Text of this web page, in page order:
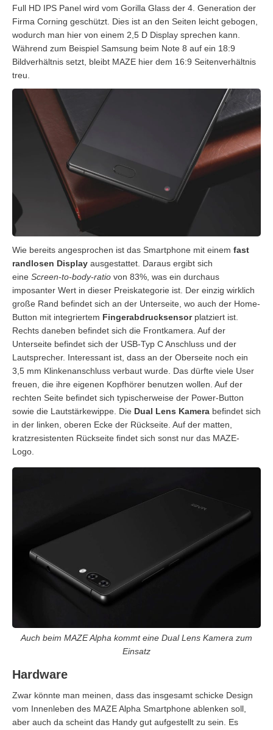
Full HD IPS Panel wird vom Gorilla Glass der 4. Generation der
Firma Corning geschützt. Dies ist an den Seiten leicht gebogen,
wodurch man hier von einem 2,5 D Display sprechen kann.
Während zum Beispiel Samsung beim Note 8 auf ein 18:9
Bildverhältnis setzt, bleibt MAZE hier dem 16:9 Seitenverhältnis
treu.
Wie bereits angesprochen ist das Smartphone mit einem fast
randlosen Display ausgestattet. Daraus ergibt sich
eine Screen-to-body-ratio von 83%, was ein durchaus
imposanter Wert in dieser Preiskategorie ist. Der einzig wirklich
große Rand befindet sich an der Unterseite, wo auch der Home-
Button mit integriertem Fingerabdrucksensorplatziert ist.
Rechts daneben befindet sich die Frontkamera. Auf der
Unterseite befindet sich der USB-Typ C Anschluss und der
Lautsprecher. Interessant ist, dass an der Oberseite noch ein
3,5 mm Klinkenanschluss verbaut wurde. Das dürfte viele User
freuen, die ihre eigenen Kopfhörer benutzen wollen. Auf der
rechten Seite befindet sich typischerweise der Power-Button
sowie die Lautstärkewippe. Die Dual Lens Kamera befindet sich
in der linken, oberen Ecke der Rückseite. Auf der matten,
kratzresistenten Rückseite findet sich sonst nur das MAZE-
Logo.
Auch beim MAZE Alpha kommt eine Dual Lens Kamera zum
Einsatz
Hardware
Zwar könnte man meinen, dass das insgesamt schicke Design
vom Innenleben des MAZE Alpha Smartphone ablenken soll,
aber auch da scheint das Handy gut aufgestellt zu sein. Es